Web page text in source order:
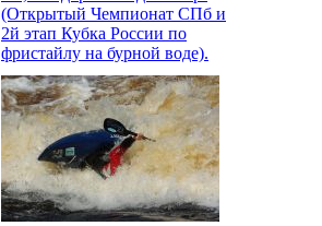
(Открытый Чемпионат СПб и
2й этап Кубка России по
фристайлу на бурной воде).